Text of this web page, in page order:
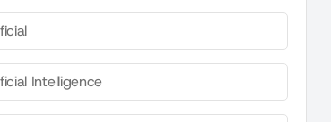
Intelligence